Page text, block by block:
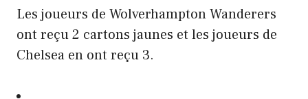
Les joueurs de Wolverhampton Wanderers
ont reçu 2 cartons jaunes et les joueurs de
Chelsea en ont reçu 3.